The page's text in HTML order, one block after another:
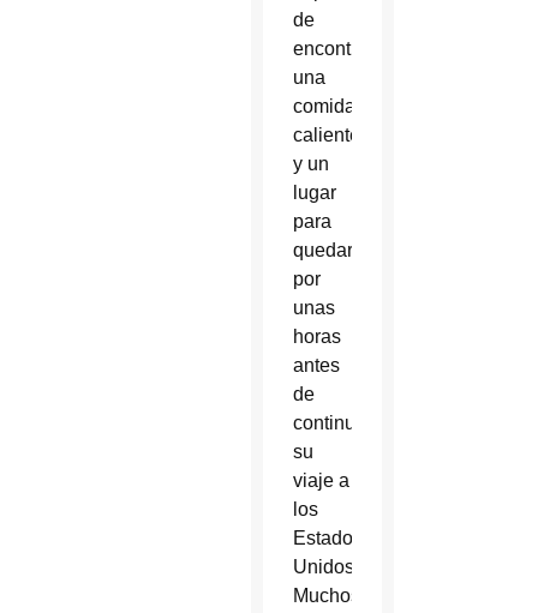
de
encontrar
una
comida
caliente
y un
lugar
para
quedarse
por
unas
horas
antes
de
continuar
su
viaje a
los
Estados
Unidos.
Muchos